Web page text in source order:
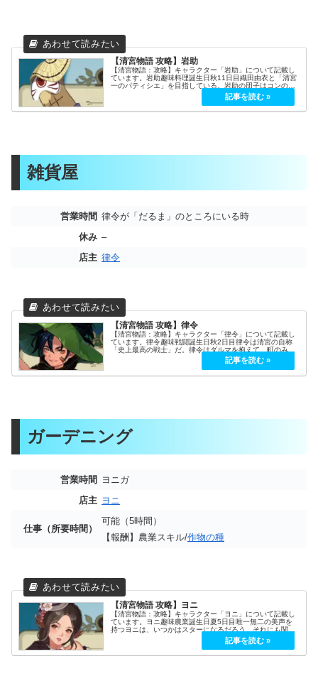
【清宮物語 攻略】岩助
【清宮物語：攻略】キャラクター「岩助」について記載し
ています。岩助趣味料理誕生日秋11日目織田由衣と「清宮
一のパティシエ」を目指している。岩助の団子はコンの大
好物である。兄弟との差別化のために、デザートに特化し
雑貨屋
営業時間 律令が「だるま」のところにいる時
休み –
店主 律令
【清宮物語 攻略】律令
【清宮物語：攻略】キャラクター「律令」について記載し
ています。律令趣味戦闘誕生日秋2日目律令は清宮の自称
「史上最高の戦士」だ。律令はダルマを抱えて、町のみん
なを木剣で守ることを試みる。酒呑の養子の1人である
が、息子よりも弟扱いされている。好...
ガーデニング
営業時間
ヨニガ
店主 ヨニ
仕事（所要時間）
可能（5時間）
【報酬】農業スキル/作物の種
【清宮物語 攻略】ヨニ
【清宮物語：攻略】キャラクター「ヨニ」について記載し
ています。ヨニ趣味農業誕生日夏5日目唯一無二の美声を
持つヨニは、いつかはスターになるだろう。それにも関わ
らず、ヨニは自分と自分の夢よりも常に他人を優先してい
る。しかし、心から歌い始めると、...